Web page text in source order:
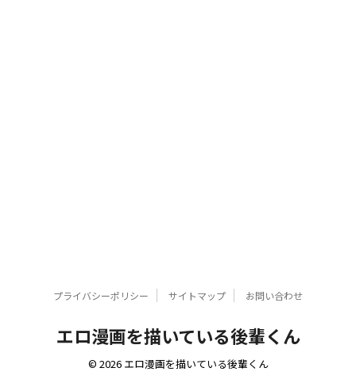
プライバシーポリシー サイトマップ お問い合わせ
エロ漫画を描いている後輩くん
© 2026 エロ漫画を描いている後輩くん